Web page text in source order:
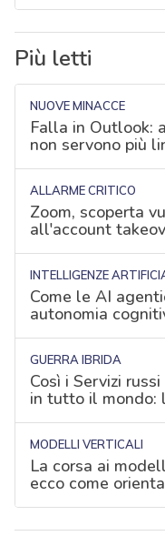
Più letti
NUOVE MINACCE
Falla in Outlook:
non servono più
ALLARME CRITICO
Zoom, scoperta
all'account
INTELLIGENZE
Come le AI
autonomia
GUERRA IBRIDA
Così i Servizi
in tutto il mondo:
MODELLI VERTICALI
La corsa ai
ecco come